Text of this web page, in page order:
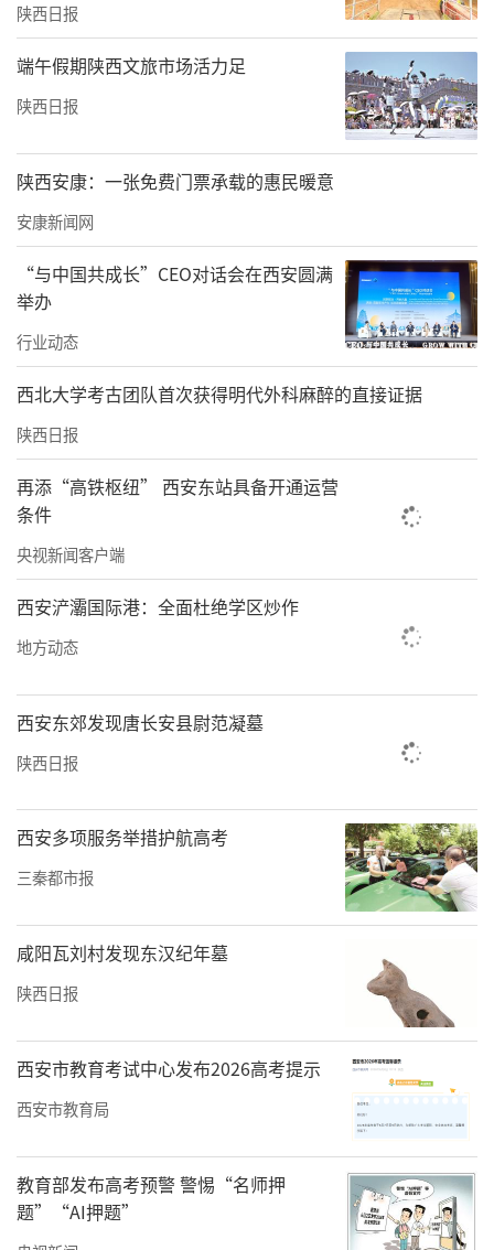
责任编辑：秦川 龚志成
陕西日报
端午假期陕西文旅市场活力足
陕西日报
陕西安康：一张免费门票承载的惠民暖意
安康新闻网
“与中国共成长”CEO对话会在西安圆满
举办
行业动态
西北大学考古团队首次获得明代外科麻醉的直接证据
陕西日报
再添“高铁枢纽” 西安东站具备开通运营
条件
央视新闻客户端
西安浐灞国际港：全面杜绝学区炒作
地方动态
西安东郊发现唐长安县尉范凝墓
陕西日报
西安多项服务举措护航高考
三秦都市报
咸阳瓦刘村发现东汉纪年墓
陕西日报
西安市教育考试中心发布2026高考提示
西安市教育局
教育部发布高考预警 警惕“名师押
题”“AI押题”